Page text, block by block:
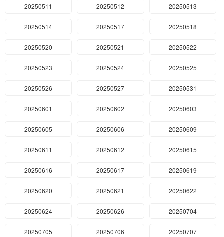
20250511 20250512 20250513
20250514 20250517 20250518
20250520 20250521 20250522
20250523 20250524 20250525
20250526 20250527 20250531
20250601 20250602 20250603
20250605 20250606 20250609
20250611 20250612 20250615
20250616 20250617 20250619
20250620 20250621 20250622
20250624 20250626 20250704
20250705 20250706 20250707